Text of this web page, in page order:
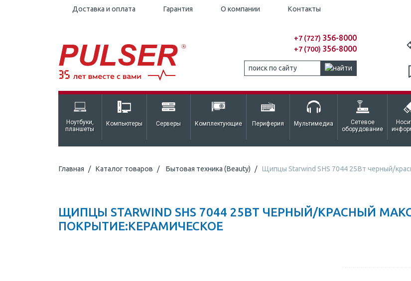
Доставка и оплата Гарантия О компании Контакты
+7 (727) 356-8000
+7 (700) 356-8000
Ноутбуки,
планшеты
Компьютеры Серверы Комплектующие Периферия Мультимедиа
Сетевое
оборудование
Главная Каталог товаров Бытовая техника (Beauty) Щипцы Starwind SHS 7044 25Вт черный/
ЩИПЦЫ STARWIND SHS 7044 25ВТ ЧЕРНЫЙ/КРАСНЫЙ
ПОКРЫТИЕ:КЕРАМИЧЕСКОЕ